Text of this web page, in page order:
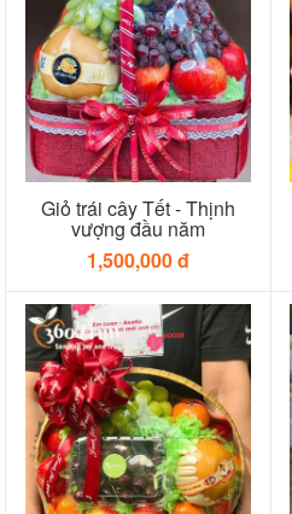
Giỏ trái cây Tết - Thịnh
vượng đầu năm
1,500,000 đ